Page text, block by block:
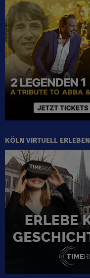
KÖLN VIRTUELL ERLEBEN